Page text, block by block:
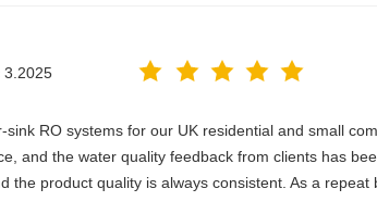
3.2025
RO systems for our UK residential and small
and the water quality feedback from clients has
the product quality is always consistent. As a